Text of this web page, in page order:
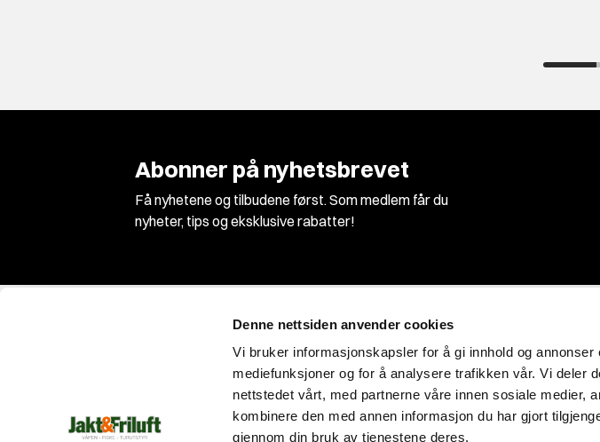
Denne nettsiden anvender cookies
Vi bruker informasjonskapsler for å gi innhold og
mediefunksjoner og for å analysere trafikken vår. Vi deler
nettstedet vårt, med partnerne våre innen sosiale medier,
kombinere den med annen informasjon du har gjort
gjennom din bruk av tjenestene deres.
Abonner på nyhetsbrevet
Få nyhetene og tilbudene først. Som medlem får du
nyheter, tips og eksklusive rabatter!
Vi er Norges største jakt og våpenbutikk med
et enormt utvalg innen jakt, fiske og